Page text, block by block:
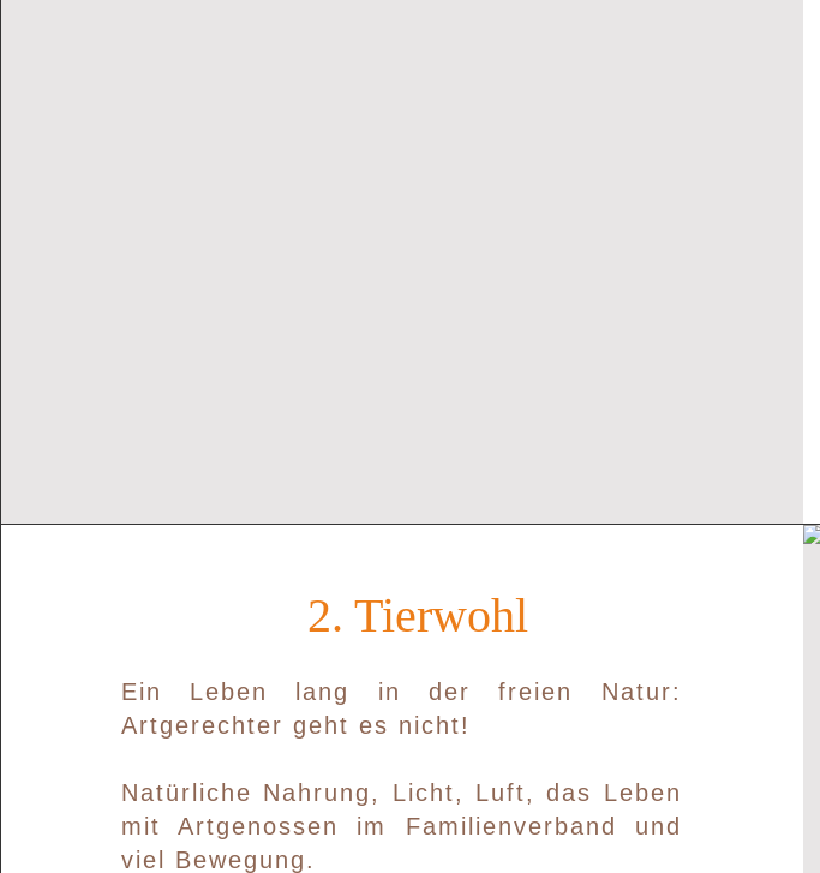
2. Tierwohl
Ein Leben lang in der freien Natur:
Artgerechter geht es nicht!
Natürliche Nahrung, Licht, Luft, das Leben
mit Artgenossen im Familienverband und
viel Bewegung.